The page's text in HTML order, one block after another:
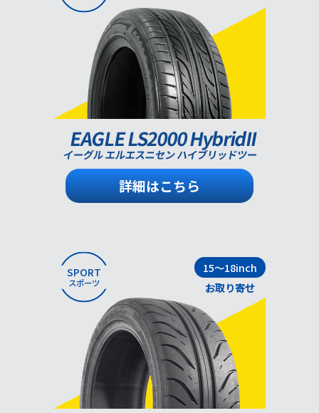
EAGLE LS2000 HybridII
イーグル エルエスニセン ハイブリッドツー
詳細はこちら
SPORT
スポーツ
15～18inch
お取り寄せ